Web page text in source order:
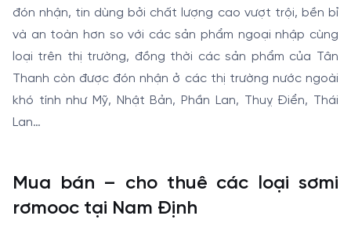
đón nhận, tin dùng bởi chất lượng cao vượt trội, bền bỉ
và an toàn hơn so với các sản phẩm ngoại nhập cùng
loại trên thị trường, đồng thời các sản phẩm của Tân
Thanh còn được đón nhận ở các thị trường nước ngoài
khó tính như Mỹ, Nhật Bản, Phần Lan, Thuỵ Điển, Thái
Lan…
Mua bán – cho thuê các loại sơmi
rơmooc tại Nam Định